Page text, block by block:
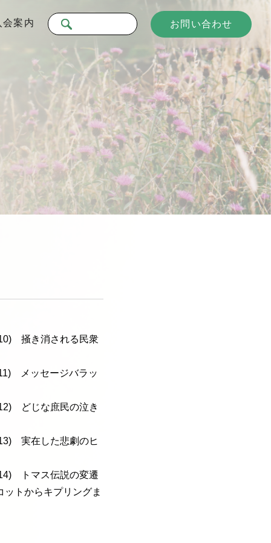
会案内 お問い合わせ
掻き消される民衆
メッセージバラッ
どじな庶民の泣き
実在した悲劇のヒ
トマス伝説の変遷
トからキプリングま